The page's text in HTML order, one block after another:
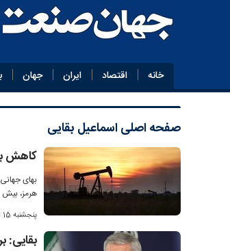
خانه اقتصاد ایران جهان
صفحه اصلیاسماعیل بقایی
کاهش
بهای
هرمز،
پنجشنبه 15 مرداد 1405
بقایی: